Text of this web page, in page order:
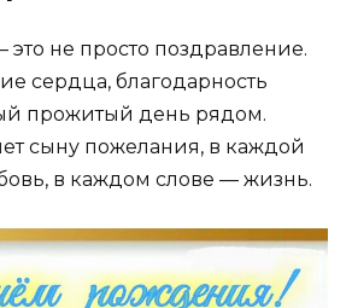
не просто поздравление.
сердца, благодарность
прожитый день рядом.
сыну пожелания, в каждой
в каждом слове — жизнь.